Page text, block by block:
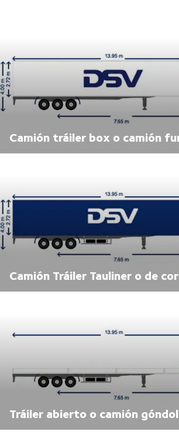
Camión tráiler box o camión
Camión Tráiler Tauliner o de
Tráiler abierto o camión